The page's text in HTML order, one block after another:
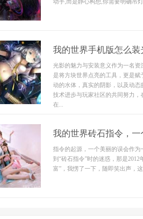
动手,而是静心构想,你需要明确吊
我的世界手机版怎么
光影的魅力与安装意义作为一名
是将方块世界点亮的工具，更是
动的水体，真实的阴影，以及动
技术进步与玩家社区的共同努力
在...
我的世界砖石指令，
指令的起源，一个美丽的误会作为
到“砖石指令”时的迷惑，那是
富”，我愣了一下，随即笑出声，